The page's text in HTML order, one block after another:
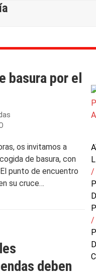
basura por el
os invitamos a
de basura, con
punto de encuentro
su cruce…
deben
/
/